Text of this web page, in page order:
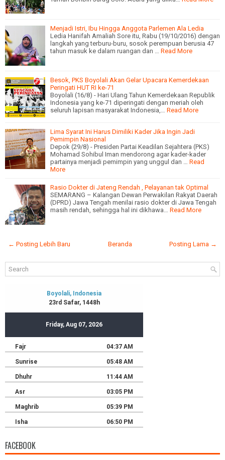
Menjadi Istri, Ibu Hingga Anggota Parlemen Ala Ledia
Ledia Hanifah Amaliah Sore itu, Rabu (19/10/2016) dengan
langkah yang terburu-buru, sosok perempuan berusia 47
tahun masuk ke dalam ruangan dan … Read More
Besok, PKS Boyolali Akan Gelar Upacara Kemerdekaan
Peringati HUT RI ke-71
Boyolali (16/8) - Hari Ulang Tahun Kemerdekaan Republik
Indonesia yang ke-71 diperingati dengan meriah oleh
seluruh lapisan masyarakat Indonesia,… Read More
Lima Syarat Ini Harus Dimiliki Kader Jika Ingin Jadi
Pemimpin Nasional
Depok (29/8) - Presiden Partai Keadilan Sejahtera (PKS)
Mohamad Sohibul Iman mendorong agar kader-kader
partainya menjadi pemimpin yang unggul dan … Read
More
Rasio Dokter di Jateng Rendah , Pelayanan tak Optimal
SEMARANG – Kalangan Dewan Perwakilan Rakyat Daerah
(DPRD) Jawa Tengah menilai rasio dokter di Jawa Tengah
masih rendah, sehingga hal ini dikhawa… Read More
← Posting Lebih Baru Posting Lama →
Beranda
FACEBOOK